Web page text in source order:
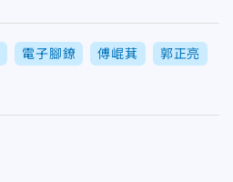
電子腳鐐 傅崐萁 郭正亮